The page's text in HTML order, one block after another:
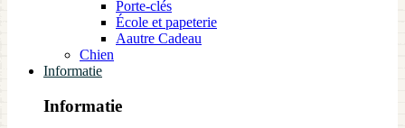
Porte-clés
École et papeterie
Aautre Cadeau
Chien
Informatie
Informatie